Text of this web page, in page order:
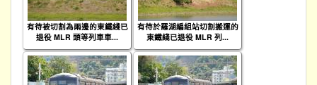
有待被切割為兩邊的東鐵綫已
退役 MLR 頭等列車車...
有待於羅湖編組站切割搬運的
東鐵綫已退役 MLR 列...